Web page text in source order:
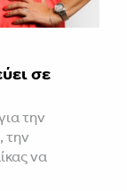
σε
την
την
να